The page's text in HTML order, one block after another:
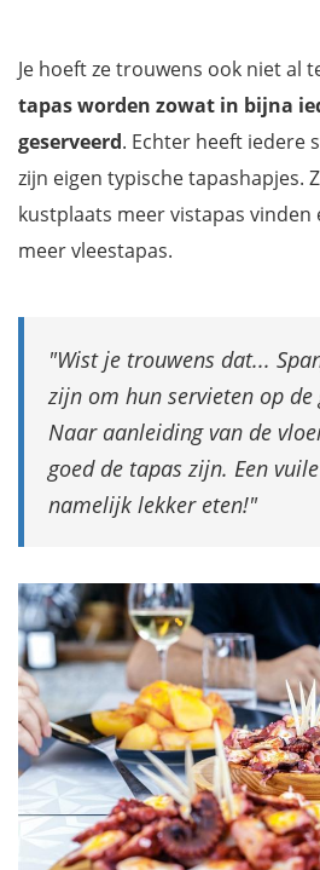
Je hoeft ze trouwens ook niet al
tapas worden zowat in bijna
geserveerd. Echter heeft iedere
zijn eigen typische tapashapjes.
kustplaats meer vistapas vinden
meer vleestapas.
Wist je trouwens dat...
zijn om hun servieten op de
Naar aanleiding van de
goed de tapas zijn. Een
namelijk lekker eten!